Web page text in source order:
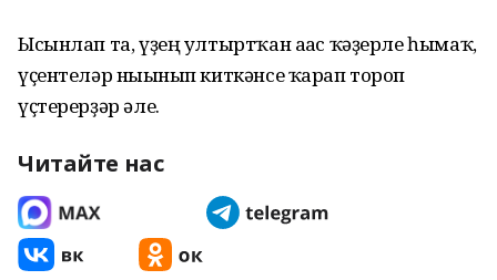
Ысынлап та, үҙең ултыртҡан ағас ҡәҙерле һымаҡ,
үҫентеләр нығынып киткәнсе ҡарап тороп
үҫтерерҙәр әле.
Читайте нас